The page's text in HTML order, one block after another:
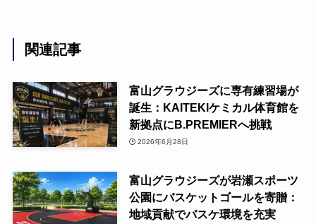
関連記事
富山グラウジーズに専有練習場が
誕生：KAITEKIケミカル体育館を
新拠点にB.PREMIERへ挑戦
2026年6月28日
富山グラウジーズが岩瀬スポーツ
公園にバスケットゴールを寄贈：
地域貢献でバスケ環境を充実